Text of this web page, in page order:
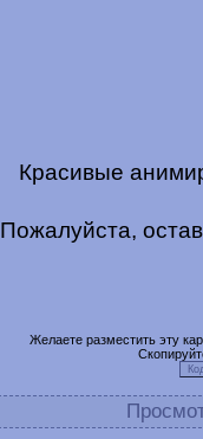
Красивые
Пожалуйста,
Желаете разместить эту